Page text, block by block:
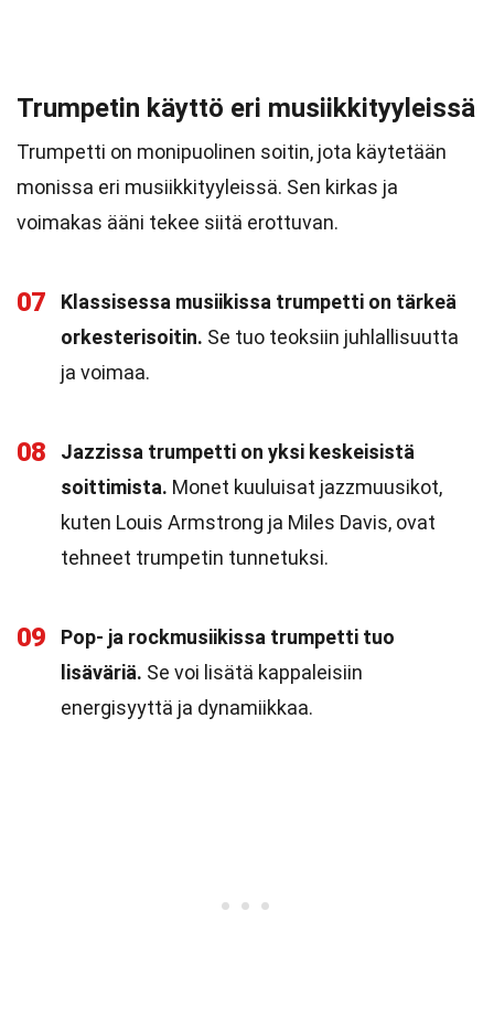
Trumpetin käyttö eri musiikkityyleissä
Trumpetti on monipuolinen soitin, jota käytetään
monissa eri musiikkityyleissä. Sen kirkas ja
voimakas ääni tekee siitä erottuvan.
07
Klassisessa musiikissa trumpetti on tärkeä
orkesterisoitin. Se tuo teoksiin juhlallisuutta
ja voimaa.
08
Jazzissa trumpetti on yksi keskeisistä
soittimista. Monet kuuluisat jazzmuusikot,
kuten Louis Armstrong ja Miles Davis, ovat
tehneet trumpetin tunnetuksi.
09
Pop- ja rockmusiikissa trumpetti tuo
lisäväriä. Se voi lisätä kappaleisiin
energisyyttä ja dynamiikkaa.